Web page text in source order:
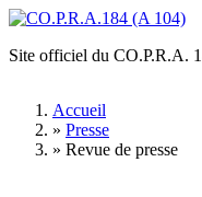
Aller au contenu principal
(A 104)
Site officiel du CO.P.R.A.
Vous êtes ici
Accueil
» Presse
» Revue de presse